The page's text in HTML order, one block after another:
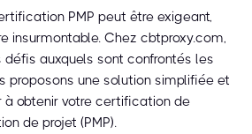
PMP peut être exigeant,
insurmontable. Chez cbtproxy.com,
auxquels sont confrontés les
proposons une solution simplifiée et
à obtenir votre certification de
de projet (PMP).